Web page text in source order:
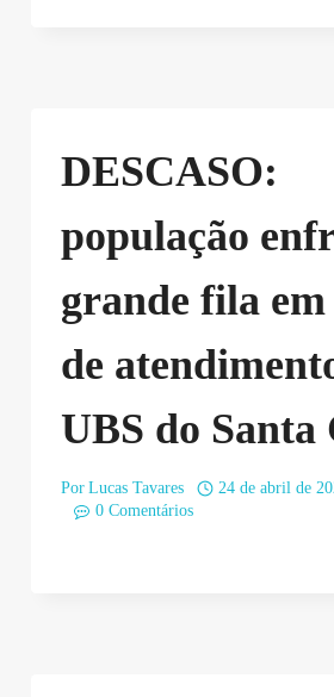
DESCASO:
população
grande fila em
de
UBS do Santa
Por Lucas Tavares
24 de abril de
0 Comentários